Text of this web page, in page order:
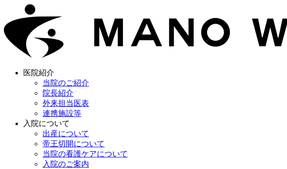
医院紹介
当院のご紹介
院長紹介
外来担当医表
連携施設等
入院について
出産について
帝王切開について
当院の看護ケアについて
入院のご案内